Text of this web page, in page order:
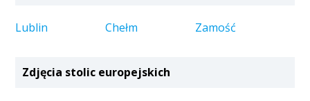
Lublin Chełm Zamość
Zdjęcia stolic europejskich